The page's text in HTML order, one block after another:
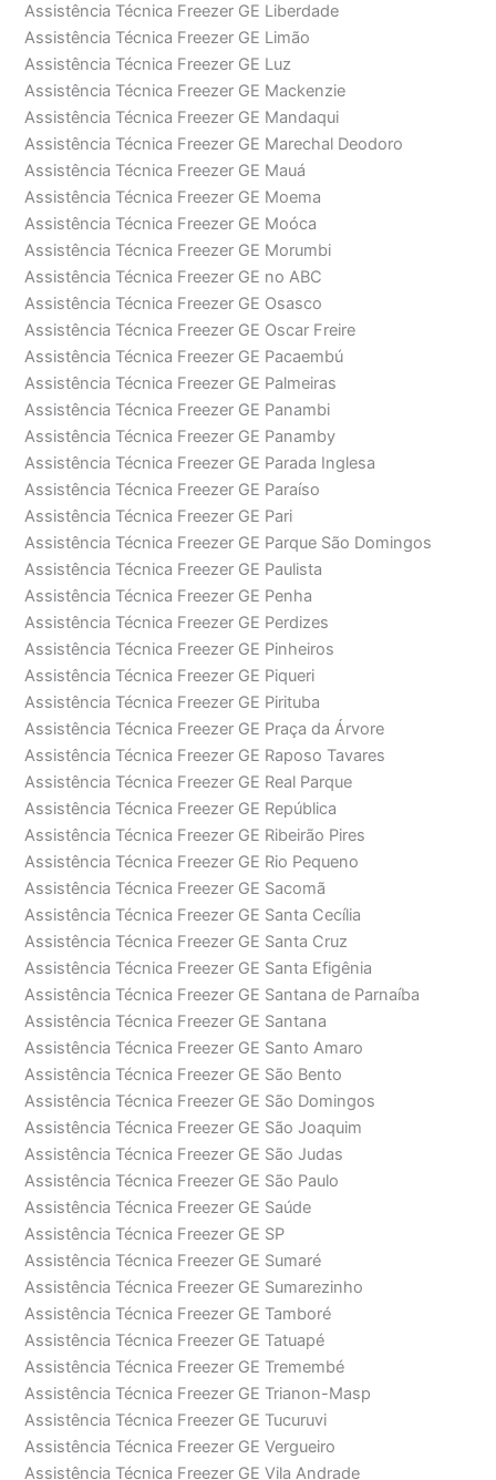
Assistência Técnica Freezer GE Liberdade
Assistência Técnica Freezer GE Limão
Assistência Técnica Freezer GE Luz
Assistência Técnica Freezer GE Mackenzie
Assistência Técnica Freezer GE Mandaqui
Assistência Técnica Freezer GE Marechal Deodoro
Assistência Técnica Freezer GE Mauá
Assistência Técnica Freezer GE Moema
Assistência Técnica Freezer GE Moóca
Assistência Técnica Freezer GE Morumbi
Assistência Técnica Freezer GE no ABC
Assistência Técnica Freezer GE Osasco
Assistência Técnica Freezer GE Oscar Freire
Assistência Técnica Freezer GE Pacaembú
Assistência Técnica Freezer GE Palmeiras
Assistência Técnica Freezer GE Panambi
Assistência Técnica Freezer GE Panamby
Assistência Técnica Freezer GE Parada Inglesa
Assistência Técnica Freezer GE Paraíso
Assistência Técnica Freezer GE Pari
Assistência Técnica Freezer GE Parque São Domingos
Assistência Técnica Freezer GE Paulista
Assistência Técnica Freezer GE Penha
Assistência Técnica Freezer GE Perdizes
Assistência Técnica Freezer GE Pinheiros
Assistência Técnica Freezer GE Piqueri
Assistência Técnica Freezer GE Pirituba
Assistência Técnica Freezer GE Praça da Árvore
Assistência Técnica Freezer GE Raposo Tavares
Assistência Técnica Freezer GE Real Parque
Assistência Técnica Freezer GE República
Assistência Técnica Freezer GE Ribeirão Pires
Assistência Técnica Freezer GE Rio Pequeno
Assistência Técnica Freezer GE Sacomã
Assistência Técnica Freezer GE Santa Cecília
Assistência Técnica Freezer GE Santa Cruz
Assistência Técnica Freezer GE Santa Efigênia
Assistência Técnica Freezer GE Santana de Parnaíba
Assistência Técnica Freezer GE Santana
Assistência Técnica Freezer GE Santo Amaro
Assistência Técnica Freezer GE São Bento
Assistência Técnica Freezer GE São Domingos
Assistência Técnica Freezer GE São Joaquim
Assistência Técnica Freezer GE São Judas
Assistência Técnica Freezer GE São Paulo
Assistência Técnica Freezer GE Saúde
Assistência Técnica Freezer GE SP
Assistência Técnica Freezer GE Sumaré
Assistência Técnica Freezer GE Sumarezinho
Assistência Técnica Freezer GE Tamboré
Assistência Técnica Freezer GE Tatuapé
Assistência Técnica Freezer GE Tremembé
Assistência Técnica Freezer GE Trianon-Masp
Assistência Técnica Freezer GE Tucuruvi
Assistência Técnica Freezer GE Vergueiro
Assistência Técnica Freezer GE Vila Andrade